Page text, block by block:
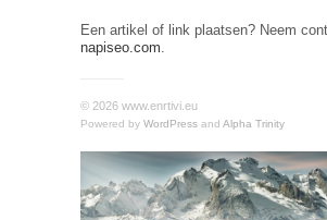
Een artikel of link plaatsen? Neem
napiseo.com.
© 2026 www.enrtivi.eu
Powered by WordPress and Alpha Trinity